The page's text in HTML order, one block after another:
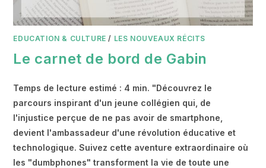
EDUCATION & CULTURE / LES NOUVEAUX RÉCITS
Le carnet de bord de Gabin
Temps de lecture estimé : 4 min. "Découvrez le
parcours inspirant d'un jeune collégien qui, de
l'injustice perçue de ne pas avoir de smartphone,
devient l'ambassadeur d'une révolution éducative et
technologique. Suivez cette aventure extraordinaire où
les "dumbphones" transforment la vie de toute une